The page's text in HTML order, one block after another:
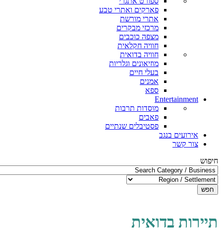
פארקים ואתרי טבע
אתרי מורשת
מרכזי מבקרים
מצפה כוכבים
חוויה חקלאית
חוויה בדואית
מוזיאונים וגלריות
בעלי חיים
אמנים
ספא
Entertainment
מוסדות תרבות
פאבים
פסטיבלים שנתיים
אירועים בנגב
צור קשר
חיפוש
חפש
תיירות בדואית